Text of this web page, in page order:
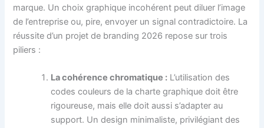
marque. Un choix graphique incohérent peut diluer l’image
de l’entreprise ou, pire, envoyer un signal contradictoire. La
réussite d’un projet de branding 2026 repose sur trois
piliers :
La cohérence chromatique : L’utilisation des
codes couleurs de la charte graphique doit être
rigoureuse, mais elle doit aussi s’adapter au
support. Un design minimaliste, privilégiant des